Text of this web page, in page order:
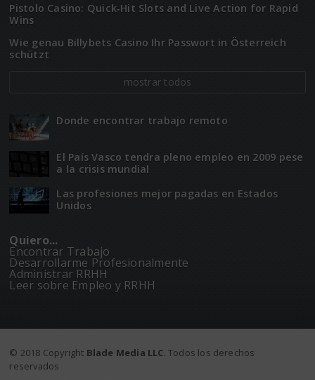
Pistolo Casino: Quick‑Hit Slots and Live Action for Rapid
Wins
Wie genau Billybets Casino Ihr Passwort in Österreich
schützt
mostrar todos
Donde encontrar trabajo remoto
El Paí­­s Vasco tendra pleno empleo en 2009 pese
a la crisis mundial
Las profesiones mejor pagadas en Estados
Unidos
Quiero...
Encontrar Trabajo
Desarrollarme Profesionalmente
Administrar RRHH
Leer sobre Empleo y RRHH
© 2018 Copyright Blade Media LLC. Todos los derechos
reservados